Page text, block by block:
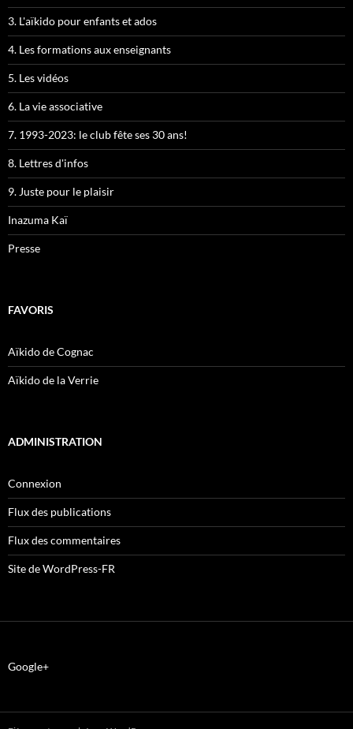
3. L'aïkido pour enfants et ados
4. Les formations aux enseignants
5. Les vidéos
6. La vie associative
7. 1993-2023: le club fête ses 30 ans!
8. Lettres d'infos
9. Juste pour le plaisir
Inazuma Kaï
Presse
FAVORIS
Aïkido de Cognac
Aïkido de la Verrie
ADMINISTRATION
Connexion
Flux des publications
Flux des commentaires
Site de WordPress-FR
Google+